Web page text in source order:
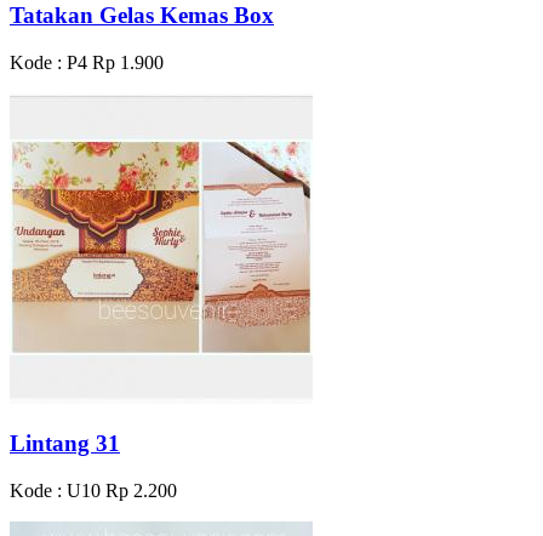
Tatakan Gelas Kemas Box
Kode : P4 Rp 1.900
Lintang 31
Kode : U10 Rp 2.200